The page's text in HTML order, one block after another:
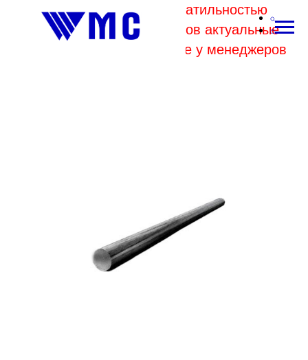
В связи с высокой волатильностью
отпускных цен комбинатов актуальные
цены на металл уточняйте у менеджеров